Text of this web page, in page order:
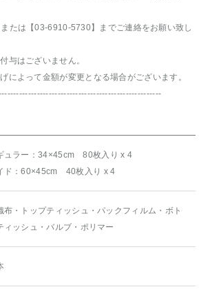
たは【03-6910-5730】までご連絡をお願い致し
与はございません。
によって金額が変更となる場合がございます。
ュラー：34×45cm 80枚入り x 4
ド：60×45cm 40枚入り x 4
布・トップティッシュ・パックフィルム・ボト
ィッシュ・バルブ・ポリマー